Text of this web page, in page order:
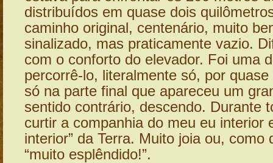
distribuídos em quase dois
caminho original, centenário, muito
sinalizado, mas praticamente vazio.
com o conforto do elevador. Foi uma
percorrê-lo, literalmente só, por
só na parte final que apareceu um
sentido contrário, descendo. Durante
curtir a companhia do meu eu interior
interior” da Terra. Muito joia ou, como
“muito esplêndido!”.